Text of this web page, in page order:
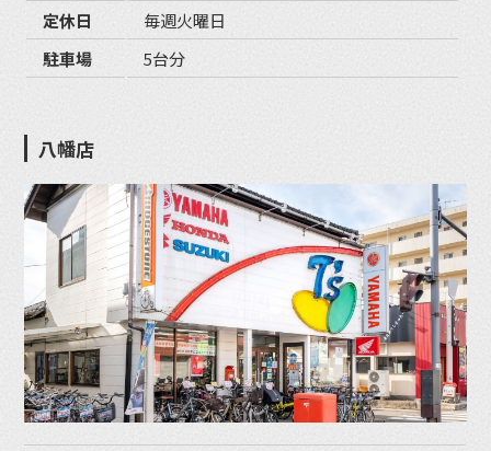
定休日
毎週火曜日
駐車場
5台分
八幡店